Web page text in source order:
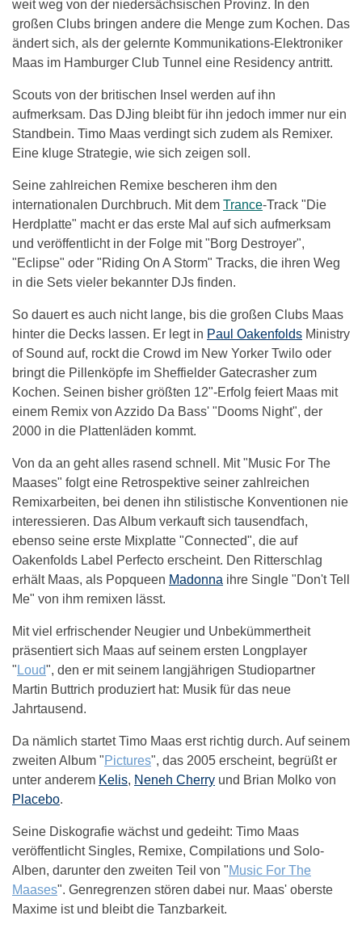
weit weg von der niedersächsischen Provinz. In den
großen Clubs bringen andere die Menge zum Kochen. Das
ändert sich, als der gelernte Kommunikations-Elektroniker
Maas im Hamburger Club Tunnel eine Residency antritt.
Scouts von der britischen Insel werden auf ihn
aufmerksam. Das DJing bleibt für ihn jedoch immer nur ein
Standbein. Timo Maas verdingt sich zudem als Remixer.
Eine kluge Strategie, wie sich zeigen soll.
Seine zahlreichen Remixe bescheren ihm den
internationalen Durchbruch. Mit dem Trance-Track "Die
Herdplatte" macht er das erste Mal auf sich aufmerksam
und veröffentlicht in der Folge mit "Borg Destroyer",
"Eclipse" oder "Riding On A Storm" Tracks, die ihren Weg
in die Sets vieler bekannter DJs finden.
So dauert es auch nicht lange, bis die großen Clubs Maas
hinter die Decks lassen. Er legt in Paul Oakenfolds Ministry
of Sound auf, rockt die Crowd im New Yorker Twilo oder
bringt die Pillenköpfe im Sheffielder Gatecrasher zum
Kochen. Seinen bisher größten 12"-Erfolg feiert Maas mit
einem Remix von Azzido Da Bass' "Dooms Night", der
2000 in die Plattenläden kommt.
Von da an geht alles rasend schnell. Mit "Music For The
Maases" folgt eine Retrospektive seiner zahlreichen
Remixarbeiten, bei denen ihn stilistische Konventionen nie
interessieren. Das Album verkauft sich tausendfach,
ebenso seine erste Mixplatte "Connected", die auf
Oakenfolds Label Perfecto erscheint. Den Ritterschlag
erhält Maas, als Popqueen Madonna ihre Single "Don't Tell
Me" von ihm remixen lässt.
Mit viel erfrischender Neugier und Unbekümmertheit
präsentiert sich Maas auf seinem ersten Longplayer
" Loud", den er mit seinem langjährigen Studiopartner
Martin Buttrich produziert hat: Musik für das neue
Jahrtausend.
Da nämlich startet Timo Maas erst richtig durch. Auf seinem
zweiten Album "Pictures", das 2005 erscheint, begrüßt er
unter anderem Kelis, Neneh Cherry und Brian Molko von
Placebo.
Seine Diskografie wächst und gedeiht: Timo Maas
veröffentlicht Singles, Remixe, Compilations und Solo-
Alben, darunter den zweiten Teil von "Music For The
Maases". Genregrenzen stören dabei nur. Maas' oberste
Maxime ist und bleibt die Tanzbarkeit.